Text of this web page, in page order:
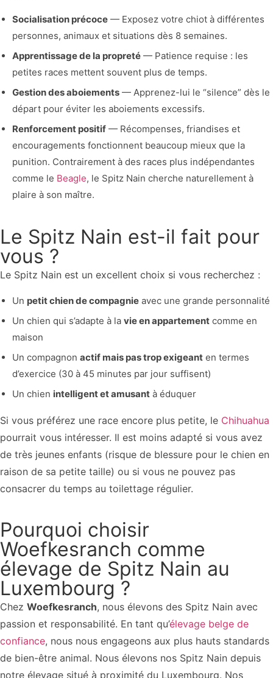
Socialisation précoce — Exposez votre chiot à différentes
personnes, animaux et situations dès 8 semaines.
Apprentissage de la propreté — Patience requise : les
petites races mettent souvent plus de temps.
Gestion des aboiements — Apprenez-lui le “silence” dès le
départ pour éviter les aboiements excessifs.
Renforcement positif — Récompenses, friandises et
encouragements fonctionnent beaucoup mieux que la
punition. Contrairement à des races plus indépendantes
comme le Beagle, le Spitz Nain cherche naturellement à
plaire à son maître.
Le Spitz Nain est-il fait pour
vous ?
Le Spitz Nain est un excellent choix si vous recherchez :
Un petit chien de compagnie avec une grande personnalité
Un chien qui s’adapte à la vie en appartement comme en
maison
Un compagnon actif mais pas trop exigeant en termes
d’exercice (30 à 45 minutes par jour suffisent)
Un chien intelligent et amusant à éduquer
Si vous préférez une race encore plus petite, le Chihuahua
pourrait vous intéresser. Il est moins adapté si vous avez
de très jeunes enfants (risque de blessure pour le chien en
raison de sa petite taille) ou si vous ne pouvez pas
consacrer du temps au toilettage régulier.
Pourquoi choisir
Woefkesranch comme
élevage de Spitz Nain au
Luxembourg ?
Chez Woefkesranch, nous élevons des Spitz Nain avec
passion et responsabilité. En tant qu’élevage belge de
confiance, nous nous engageons aux plus hauts standards
de bien-être animal. Nous élevons nos Spitz Nain depuis
notre élevage situé à proximité du Luxembourg. Nos